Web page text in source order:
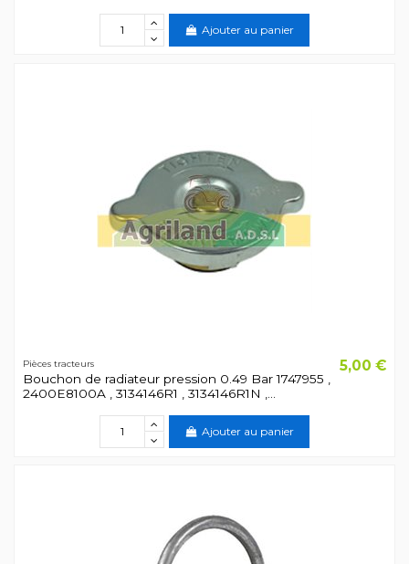
Ajouter au panier
Pièces tracteurs
Bouchon de radiateur pression 0.49 Bar 1747955 ,
2400E8100A , 3134146R1 , 3134146R1N ,...
5,00 €
Ajouter au panier